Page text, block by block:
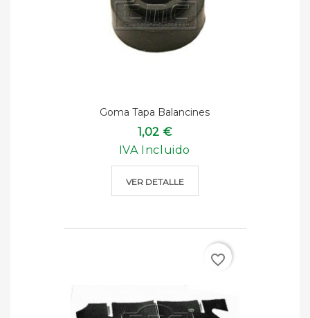
Goma Tapa Balancines
1,02 €
IVA Incluido
VER DETALLE
favorite_border